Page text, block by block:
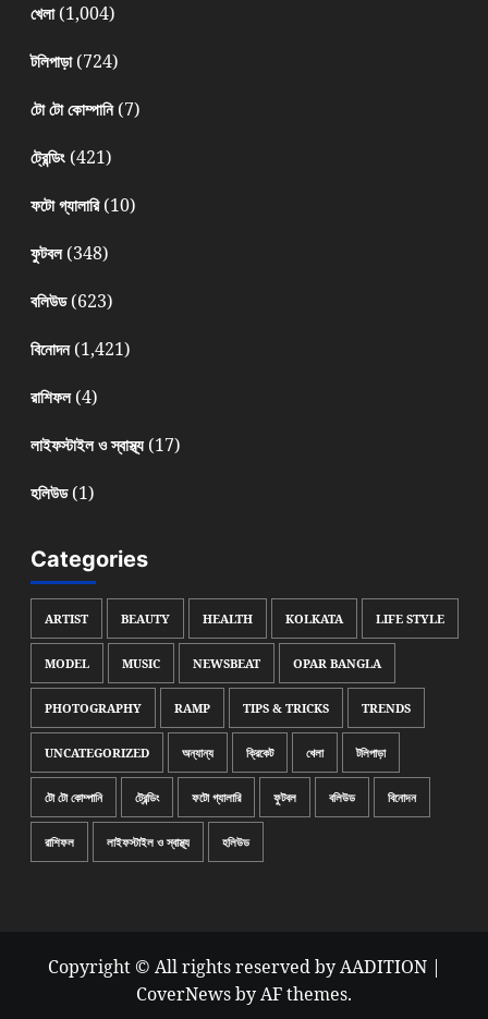
খেলা(1,004)
টলিপাড়া(724)
টো টো কোম্পানি(7)
ট্রেন্ডিং(421)
ফটো গ্যালারি(10)
ফুটবল(348)
বলিউড(623)
বিনোদন(1,421)
রাশিফল(4)
লাইফস্টাইল ও স্বাস্থ্য(17)
হলিউড(1)
Categories
ARTIST BEAUTY HEALTH KOLKATA LIFE STYLE
MODEL MUSIC NEWSBEAT OPAR BANGLA
PHOTOGRAPHY RAMP TIPS & TRICKS TRENDS
UNCATEGORIZED অন্যান্য ক্রিকেট খেলা টলিপাড়া
টো টো কোম্পানি ট্রেন্ডিং ফটো গ্যালারি ফুটবল বলিউড বিনোদন
রাশিফল লাইফস্টাইল ও স্বাস্থ্য হলিউড
Copyright © All rights reserved by AADITION |
CoverNewsby AF themes.